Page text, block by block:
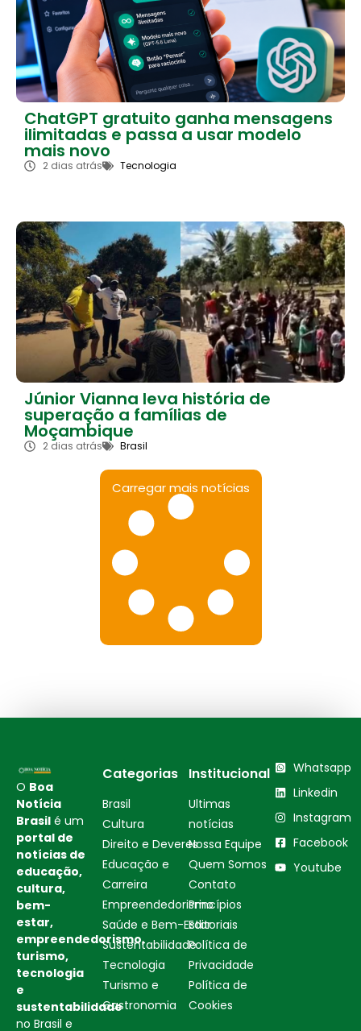
ChatGPT gratuito ganha mensagens
ilimitadas e passa a usar modelo
mais novo
2 dias atrás Tecnologia
Júnior Vianna leva história de
superação a famílias de
Moçambique
2 dias atrás Brasil
Carregar mais notícias
O Boa
Notícia
Brasil é um
portal de
notícias de
educação,
cultura,
bem-
estar,
empreendedorismo,
turismo,
tecnologia
e
sustentabilidade
no Brasil e
Categorias
Brasil
Cultura
Direito e Deveres
Educação e
Carreira
Empreendedorismo
Saúde e Bem-Estar
Sustentabilidade
Tecnologia
Turismo e
Gastronomia
Institucional
Ultimas
notícias
Nossa Equipe
Quem Somos
Contato
Princípios
Editoriais
Política de
Privacidade
Política de
Cookies
Whatsapp
Linkedin
Instagram
Facebook
Youtube